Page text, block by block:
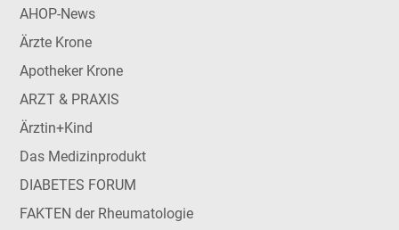
AHOP-News
Ärzte Krone
Apotheker Krone
ARZT & PRAXIS
Ärztin+Kind
Das Medizinprodukt
DIABETES FORUM
FAKTEN der Rheumatologie